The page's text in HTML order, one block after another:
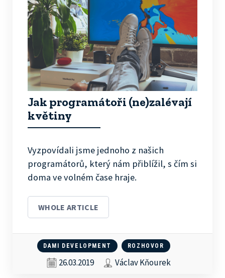
Jak programátoři (ne)zalévají
květiny
Vyzpovídali jsme jednoho z našich
programátorů, který nám přiblížil, s čím si
doma ve volném čase hraje.
WHOLE ARTICLE
DAMI DEVELOPMENT ROZHOVOR
26.03.2019 Václav Kňourek